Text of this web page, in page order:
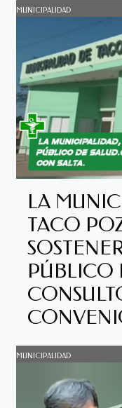
MUNICIPALIDAD
LA
TACO
PÚBLICO
MUNICIPALIDAD